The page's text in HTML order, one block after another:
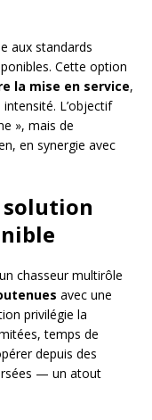
aux standards
Cette option
la mise en service,
L’objectif
», mais de
en synergie avec
solution
chasseur multirôle
avec une
privilégie la
temps de
depuis des
— un atout